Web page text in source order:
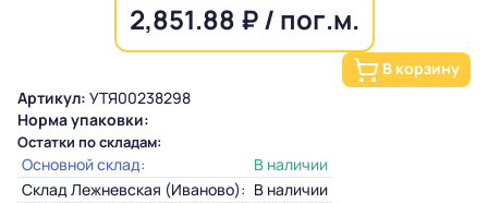
2,851.88 ₽ / пог.м.
В корзину
Артикул: УТЯ00238298
Норма упаковки:
Остатки по складам:
Основной склад:
В наличии
Склад Лежневская (Иваново): В наличии